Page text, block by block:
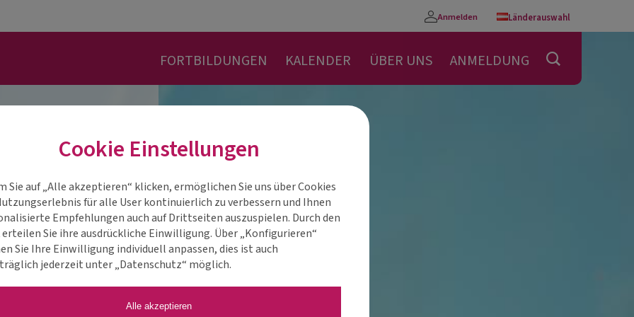
Anmelden
Konto
Länderauswahl
FORTBILDUNGEN KALENDER ÜBER UNS ANMELDUNG
Cookie Einstellungen
Sie auf „Alle akzeptieren“ klicken, ermöglichen Sie uns über Cookies
für alle User kontinuierlich zu verbessern und Ihnen
Empfehlungen auch auf Drittseiten auszuspielen. Durch den
Sie ihre ausdrückliche Einwilligung. Über „Konfigurieren“
Sie Ihre Einwilligung individuell anpassen, dies ist auch
jederzeit unter „Datenschutz“ möglich.
Alle akzeptieren